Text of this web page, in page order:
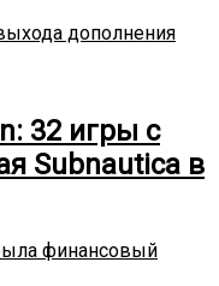
дополнения
32 игры с
Subnautica в
финансовый